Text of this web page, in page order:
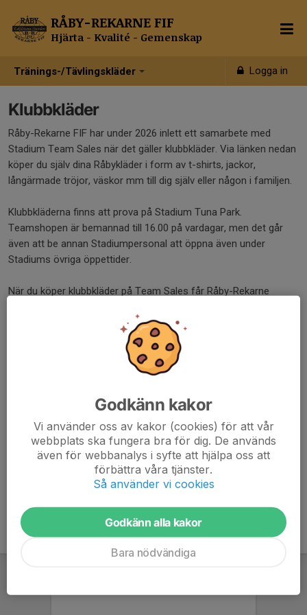
Tränings-/Tävlingskläder Logga in
RÅBY-REKARNE FIF
Hjärta - Kvalité - Gemenskap
Klubbkläder
Råby-Rekarne FIF har under 2026 inlett ett samarbete med
Stadium Team Sales när det gäller klubbkläder. Via länken nedan
köper du själv dina Råbykläder i form av t-shirts, jackor,
långärmade tröjor, väskor mm till dig själv eller någon i familjen.
Klubbkläderna finns att prova på Stadium Tuna Park.
Teamshopen är bemannad till 16.00 på vardagar, men det går
även att be annan Stadiumpersonal att öppna även under
Stadiums övriga öppettider.
När du köper klubbkläder på Team Sales får Råby-Rekarne
favoritförening när du handlar på Stadium.se, även då utgår
Har du frågor kring klubbkläder? Kontakta oss.
Vår klubbsida hos Stadium
Kontakta oss
Godkänn kakor
Vi använder oss av kakor (cookies) för att vår
webbplats ska fungera bra för dig. De används
även för webbanalys i syfte att hjälpa oss att
förbättra våra tjänster.
Så använder vi cookies
Godkänn alla kakor
Bara nödvändiga